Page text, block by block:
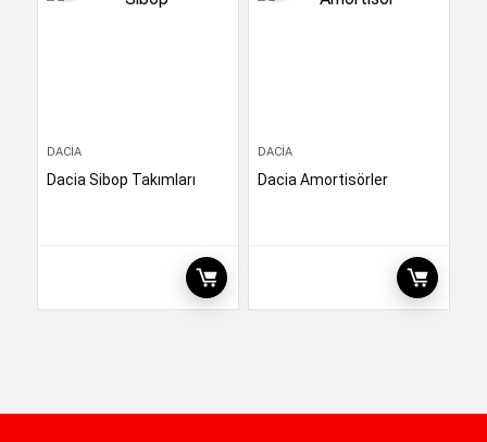
DACIA
Dacia Sibop Takımları
DACIA
Dacia Amortisörler